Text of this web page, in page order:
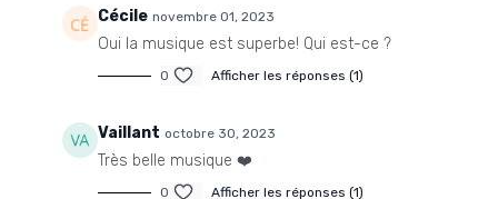
Cécile novembre 01, 2023
Oui la musique est superbe! Qui est-ce ?
0 Afficher les réponses (1)
Vaillant octobre 30, 2023
Très belle musique ❤️
0 Afficher les réponses (1)